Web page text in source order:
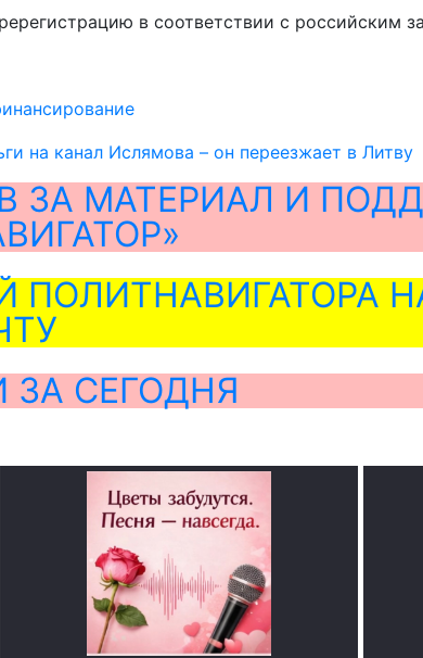
в соответствии с российским
на канал Ислямова – он переезжает в Литву
ЗА МАТЕРИАЛ И
ЗА СЕГОДНЯ